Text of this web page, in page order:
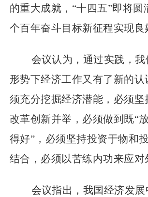
的重大成就， “十四五”即将圆
个百年奋斗目标新征程实现良
会议认为，通过实践，
形势下经济工作又有了新的认
须充分挖掘经济潜能，必须坚
改革创新并举，必须做到既“
得好” ，必须坚持投资于物和
结合，必须以苦练内功来应对
会议指出，我国经济发展